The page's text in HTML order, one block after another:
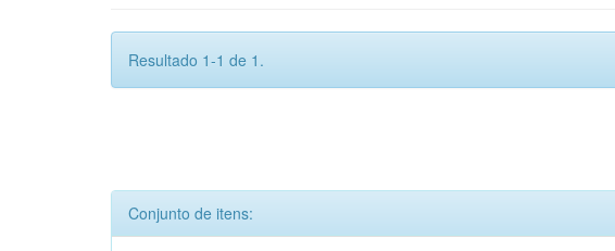
Resultado 1-1 de 1.
Conjunto de itens: